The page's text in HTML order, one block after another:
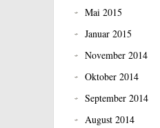
Mai 2015
Januar 2015
November 2014
Oktober 2014
September 2014
August 2014